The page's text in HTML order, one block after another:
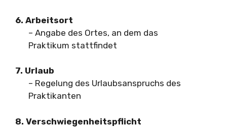
6. Arbeitsort
– Angabe des Ortes, an dem das
Praktikum stattfindet
7. Urlaub
– Regelung des Urlaubsanspruchs des
Praktikanten
8. Verschwiegenheitspflicht